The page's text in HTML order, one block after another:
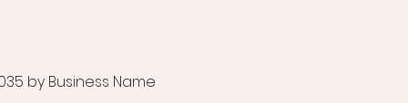
by Business Name